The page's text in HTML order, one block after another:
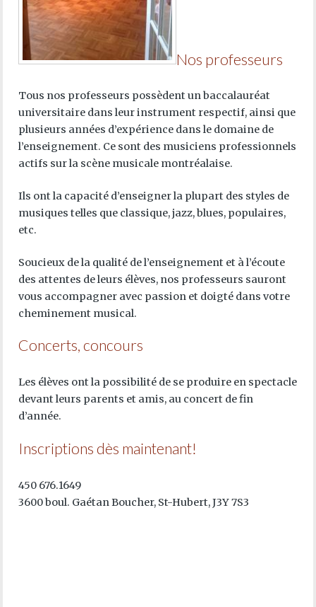
Nos professeurs
Tous nos professeurs possèdent un baccalauréat
universitaire dans leur instrument respectif, ainsi que
plusieurs années d’expérience dans le domaine de
l’enseignement. Ce sont des musiciens professionnels
actifs sur la scène musicale montréalaise.
Ils ont la capacité d’enseigner la plupart des styles de
musiques telles que classique, jazz, blues, populaires,
etc.
Soucieux de la qualité de l’enseignement et à l’écoute
des attentes de leurs élèves, nos professeurs sauront
vous accompagner avec passion et doigté dans votre
cheminement musical.
Concerts, concours
Les élèves ont la possibilité de se produire en spectacle
devant leurs parents et amis, au concert de fin
d’année.
Inscriptions dès maintenant!
450 676.1649
3600 boul. Gaétan Boucher, St-Hubert, J3Y 7S3